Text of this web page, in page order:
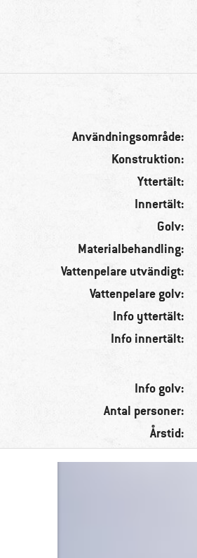
Användningsområde:
Konstruktion:
Yttertält:
Innertält:
Golv:
Materialbehandling:
Vattenpelare utvändigt:
Vattenpelare golv:
Info yttertält:
Info innertält:
Info golv:
Antal personer:
Årstid: